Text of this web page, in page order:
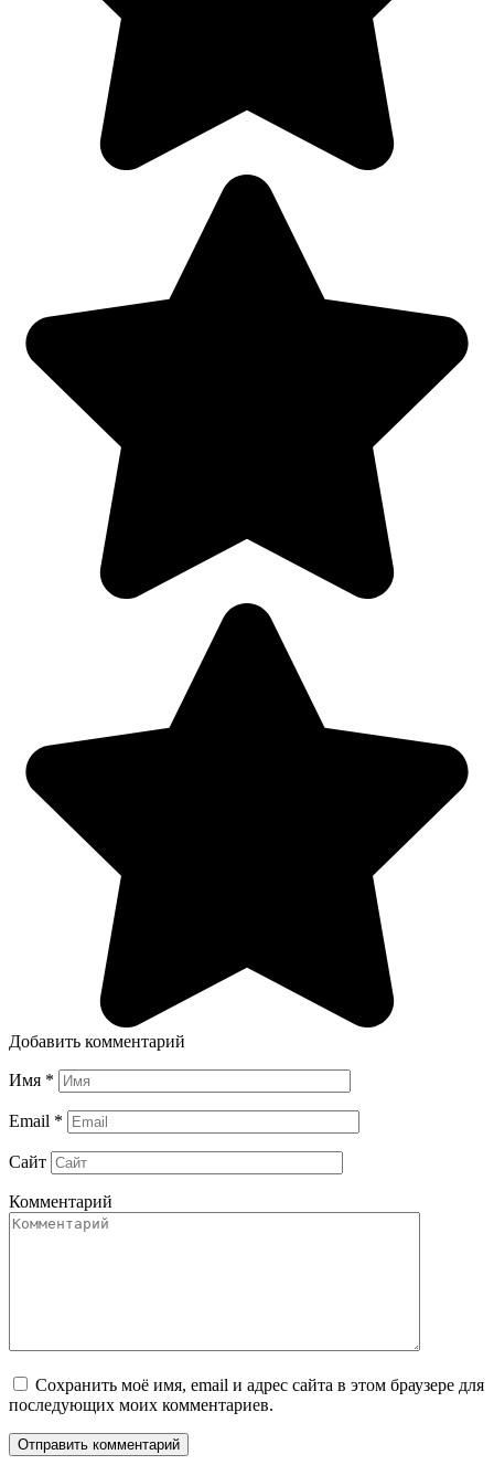
Добавить комментарий
Имя *
Email *
Сайт
Комментарий
Сохранить моё имя, email и адрес сайта в этом браузере для
последующих моих комментариев.